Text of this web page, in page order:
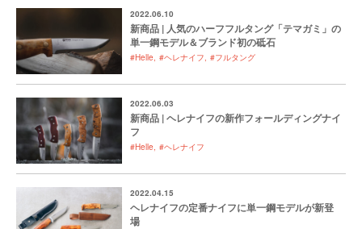
2022.06.10
新商品 | 人気のハーフフルタング「テマガミ」の
単一鋼モデル＆ブランド初の砥石
#Helle #ヘレナイフ #フルタング
2022.06.03
新商品 | ヘレナイフの新作フォールディングナイ
フ
#Helle #ヘレナイフ
2022.04.15
ヘレナイフの定番ナイフに単一鋼モデルが新登
場